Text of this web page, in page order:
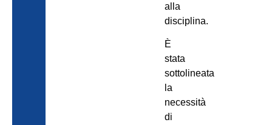
alla
disciplina.
È
stata
sottolineata
la
necessità
di